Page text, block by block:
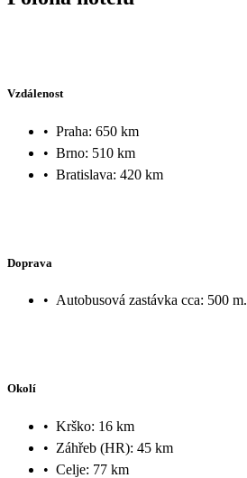
Vzdálenost
• Praha: 650 km
• Brno: 510 km
• Bratislava: 420 km
Doprava
• Autobusová zastávka cca: 500 m.
Okolí
• Krško: 16 km
• Záhřeb (HR): 45 km
• Celje: 77 km